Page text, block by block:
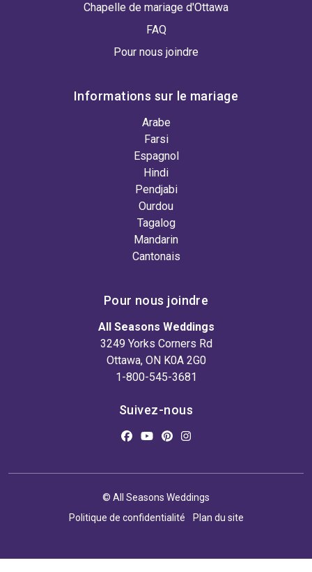
Chapelle de mariage d'Ottawa
FAQ
Pour nous joindre
Informations sur le mariage
Arabe
Farsi
Espagnol
Hindi
Pendjabi
Ourdou
Tagalog
Mandarin
Cantonais
Pour nous joindre
All Seasons Weddings
3249 Yorks Corners Rd
Ottawa, ON K0A 2G0
1-800-545-3681
Suivez-nous
© All Seasons Weddings
Politique de confidentialité
Plan du site